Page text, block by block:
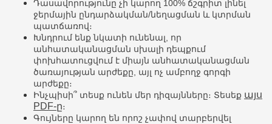
Դասավորությունը չի կարող 100% ճշգրիտ լինել
ջերմային ընդարձակման/նեղացման և կտրման
պատճառով։
Խնդրում ենք նկատի ունենալ, որ
անհատականացման սխալի դեպքում
փոխհատուցվում է միայն անհատականացման
ծառայության արժեքը, այլ ոչ ամբողջ գորգի
արժեքը։
Ինչպիսի՞ տեսք ունեն մեր դիզայնները։ Տեսեք այս
PDF-ը։
Գույները կարող են որոշ չափով տարբերվել